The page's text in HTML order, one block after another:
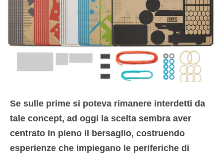
Se sulle prime si poteva rimanere interdetti da
tale concept, ad oggi la scelta sembra aver
centrato in pieno il bersaglio, costruendo
esperienze che impiegano le periferiche di